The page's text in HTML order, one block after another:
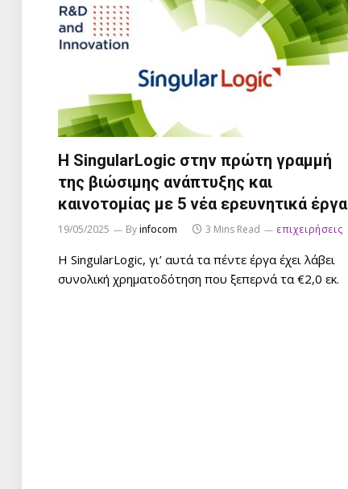
Η SingularLogic στην πρώτη γραμμή
της βιώσιμης ανάπτυξης και
καινοτομίας με 5 νέα ερευνητικά έργα
19/05/2025 Byinfocom 3 Mins Read επιχειρήσεις
Η SingularLogic, γι’ αυτά τα πέντε έργα έχει λάβει
συνολική χρηματοδότηση που ξεπερνά τα €2,0 εκ.